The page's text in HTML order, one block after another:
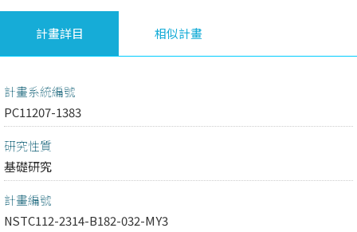
計畫詳目 相似計畫
計畫系統編號
PC11207-1383
研究性質
基礎研究
計畫編號
NSTC112-2314-B182-032-MY3